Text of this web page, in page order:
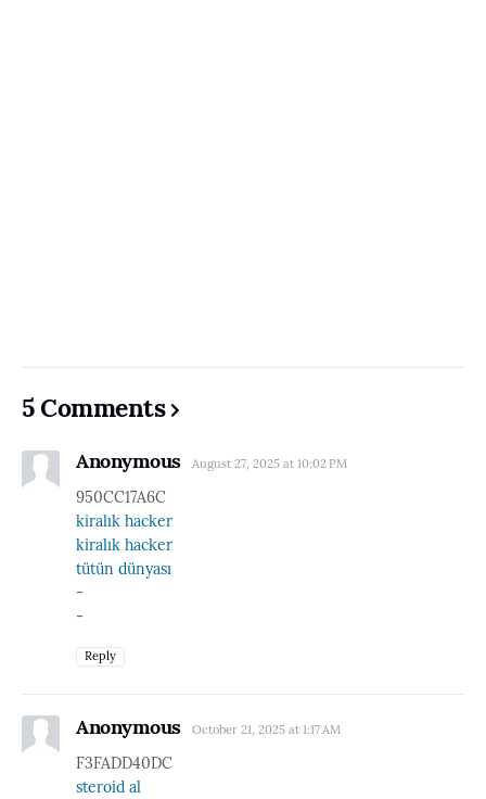
5 Comments
Anonymous August 27, 2025 at 10:02 PM
950CC17A6C
kiralık hacker
kiralık hacker
tütün dünyası
-
-
Reply
Anonymous October 21, 2025 at 1:17 AM
F3FADD40DC
steroid al